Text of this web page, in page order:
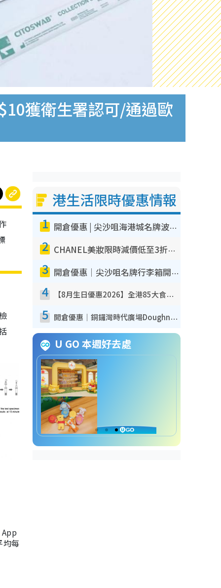
獲衛生署認可/通過歐
均每
港生活限時優惠情報
1 開倉優惠 | 尖沙咀海港城名牌波鞋開倉低至1折！On鞋$899起／Joy&Peace鞋履$98起
2 CHANEL美妝限時減價低至3折！人氣粉底/唇膏/精華液低至$275！COCO香水都有平
3 開倉優惠｜尖沙咀名牌行李箱開倉低至4折！一連5日 American Tourister/ace./Hallmark $200起！
4 【8月生日優惠2026】全港85大食買玩著數攻略 自助餐/火鍋放題同行免費＋誠品/DONKI送現金券
5 開倉優惠｜銅鑼灣時代廣場Doughnut/Campo Marzio開倉低至1折！背囊、書包、手袋劈價$200起
U GO 本週好去處